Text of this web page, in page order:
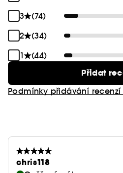
3
(74)
2
(34)
1
(44)
Přidat
Podmínky přidávání
chris118